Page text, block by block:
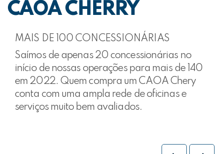
CAOA CHERRY
MAIS DE 100 CONCESSIONÁRIAS
Saímos de apenas 20 concessionárias no
início de nossas operações para mais de 140
em 2022. Quem compra um CAOA Chery
conta com uma ampla rede de oficinas e
serviços muito bem avaliados.